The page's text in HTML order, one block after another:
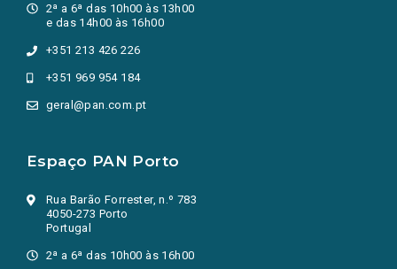
2ª a 6ª das 10h00 às 13h00
e das 14h00 às 16h00
+351 213 426 226
+351 969 954 184
geral@pan.com.pt
Espaço PAN Porto
Rua Barão Forrester, n.º 783
4050-273 Porto
Portugal
2ª a 6ª das 10h00 às 16h00